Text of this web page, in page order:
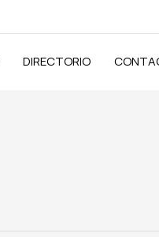
DIRECTORIO